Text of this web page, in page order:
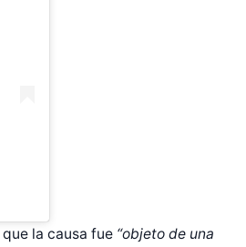
la causa fue “objeto de una